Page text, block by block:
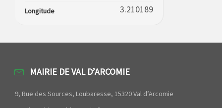
Longitude 3.210189
MAIRIE DE VAL D’ARCOMIE
9, Rue des Sources, Loubaresse, 15320 Val d’Arcomie